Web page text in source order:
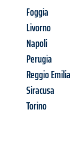
Foggia
Livorno
Napoli
Perugia
Reggio Emilia
Siracusa
Torino